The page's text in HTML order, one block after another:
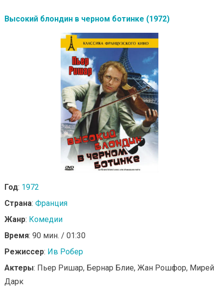
Высокий блондин в черном ботинке (1972)
Год: 1972
Страна: Франция
Жанр: Комедии
Время: 90 мин. / 01:30
Режиссер: Ив Робер
Актеры: Пьер Ришар, Бернар Блие, Жан Рошфор, Мирей
Дарк